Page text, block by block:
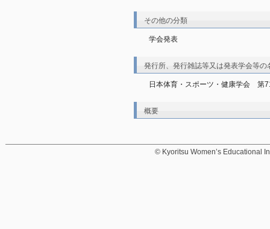
その他の分類
学会発表
発行所、発行雑誌等又は発表学会等の
日本体育・スポーツ・健康学会　第
概要